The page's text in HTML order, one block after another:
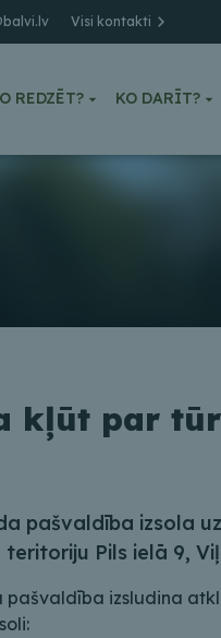
Visi kontakti
REDZĒT? KO DARĪT?
kļūt par
pašvaldība izsola
Pils ielā 9,
pašvaldība izsludina